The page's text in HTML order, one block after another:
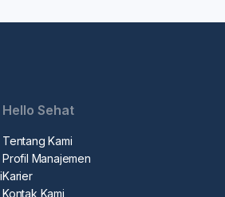
Hello Sehat
Tentang Kami
Profil Manajemen
Karier
Kontak Kami